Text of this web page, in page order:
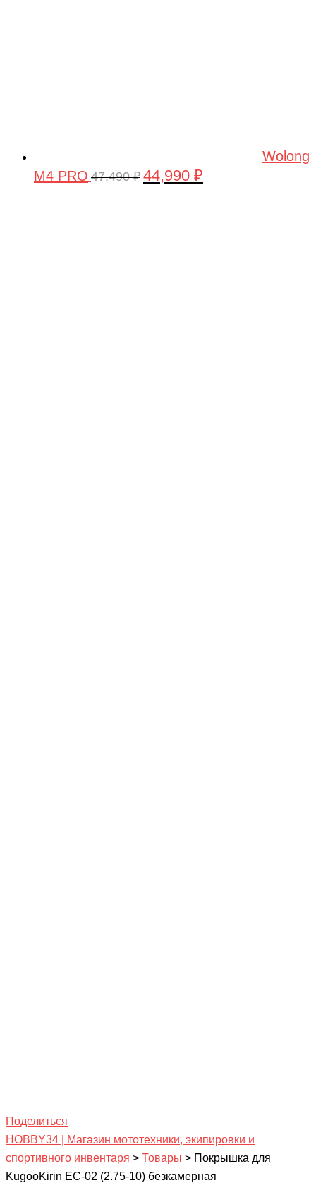
Wolong
M4 PRO 47,490₽ Первоначальная
44,990 ₽
Поделиться
HOBBY34 | Магазин мототехники, экипировки и
спортивного инвентаря > Товары > Покрышка для
KugooKirin EC-02 (2.75-10) безкамерная